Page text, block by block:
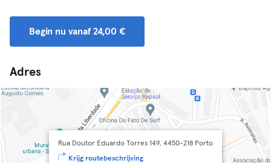
Begin nu vanaf 24,00 €
Adres
Rua Doutor Eduardo Torres 149, 4450-218 Porto
Krijg routebeschrijving